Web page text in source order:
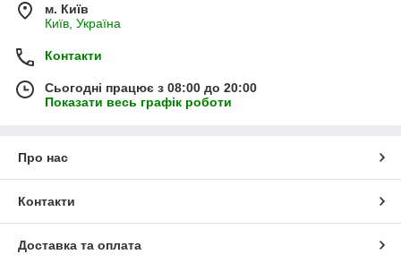
м. Київ
Київ, Україна
Контакти
Сьогодні працює з 08:00 до 20:00
Показати весь графік роботи
Про нас
Контакти
Доставка та оплата